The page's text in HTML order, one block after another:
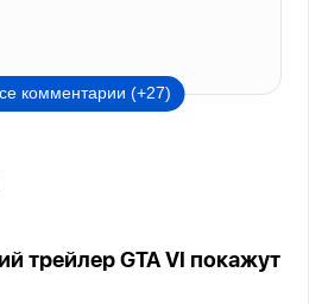
комментарии (+27)
трейлер GTA VI покажут